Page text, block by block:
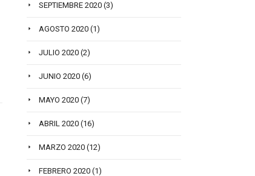
SEPTIEMBRE 2020 (3)
AGOSTO 2020 (1)
JULIO 2020 (2)
JUNIO 2020 (6)
MAYO 2020 (7)
ABRIL 2020 (16)
MARZO 2020 (12)
FEBRERO 2020 (1)